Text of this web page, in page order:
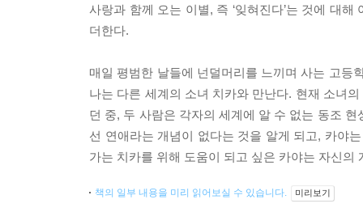
사랑과 함께 오는 이별, 즉 ‘잊혀진다’는 것에 대
더한다.
매일 평범한 날들에 넌덜머리를 느끼며 사는 고등
나는 다른 세계의 소녀 치카와 만난다. 현재 소녀
던 중, 두 사람은 각자의 세계에 알 수 없는 동조
선 연애라는 개념이 없다는 것을 알게 되고, 카야
가는 치카를 위해 도움이 되고 싶은 카야는 자신의
책의 일부 내용을 미리 읽어보실 수 있습니다. 미리보기